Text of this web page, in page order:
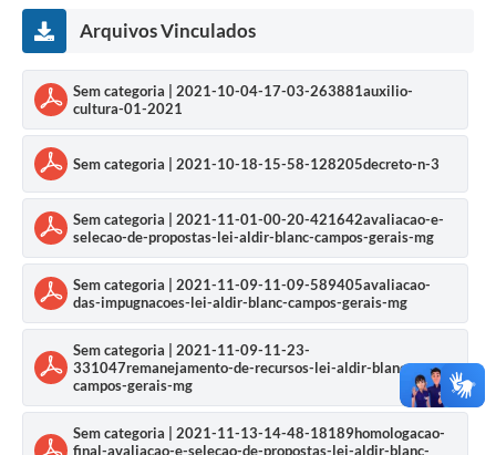
Arquivos Vinculados
Sem categoria | 2021-10-04-17-03-263881auxilio-
cultura-01-2021
Sem categoria | 2021-10-18-15-58-128205decreto-n-3
Sem categoria | 2021-11-01-00-20-421642avaliacao-e-
selecao-de-propostas-lei-aldir-blanc-campos-gerais-mg
Sem categoria | 2021-11-09-11-09-589405avaliacao-
das-impugnacoes-lei-aldir-blanc-campos-gerais-mg
Sem categoria | 2021-11-09-11-23-
331047remanejamento-de-recursos-lei-aldir-blanc-
campos-gerais-mg
Sem categoria | 2021-11-13-14-48-18189homologacao-
final-avaliacao-e-selecao-de-propostas-lei-aldir-blanc-